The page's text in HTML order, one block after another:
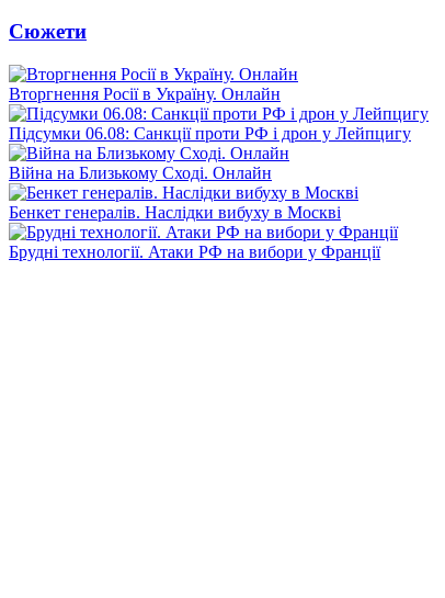
Сюжети
Вторгнення Росії в Україну. Онлайн
Підсумки 06.08: Санкції проти РФ і дрон у Лейпцигу
Війна на Близькому Сході. Онлайн
Бенкет генералів. Наслідки вибуху в Москві
Брудні технології. Атаки РФ на вибори у Франції